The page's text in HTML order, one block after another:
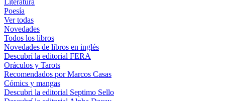
Literatura
Poesía
Ver todas
Novedades
Todos los libros
Novedades de libros en inglés
Descubrí la editorial FERA
Oráculos y Tarots
Recomendados por Marcos Casas
Cómics y mangas
Descubri la editorial Septimo Sello